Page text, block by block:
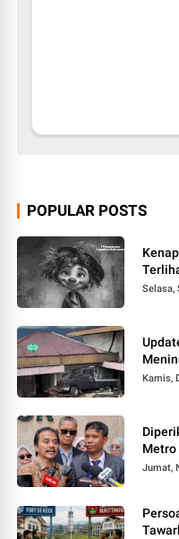
POPULAR POSTS
Selasa,
Kamis,
Metro
Jumat,